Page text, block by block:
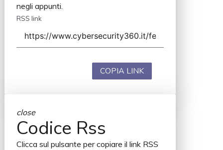
negli appunti.
RSS link
COPIA LINK
close
Codice Rss
Clicca sul pulsante per copiare il link RSS